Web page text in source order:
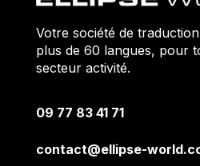
Votre société de
plus de 60 langues, pour
secteur activité.
09 77 83 41 71
contact@ellipse-